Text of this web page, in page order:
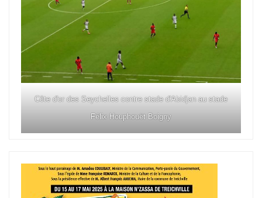
Côte d'or des Seychelles contre stade d'Abidjan au stade
Félix Houphouët Boigny